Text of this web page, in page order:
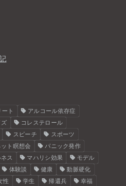
ト
アルコール依存症
ズ
コレステロール
スピーチ
スポーツ
ット瞑想会
パニック発作
ス マハリシ効果
モデル
体験談 健康
動脈硬化
性 学生 帰還兵 幸福